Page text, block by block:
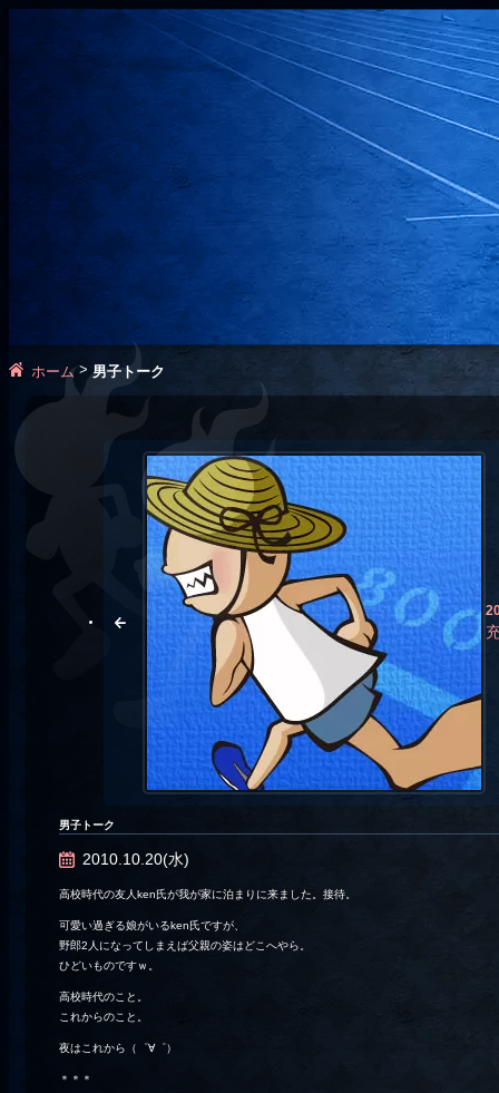
ホーム> 男子トーク
男子トーク
2010.10.20(水)
高校時代の友人ken氏が我が家に泊まりに来ました。接待。
可愛い過ぎる娘がいるken氏ですが、
野郎2人になってしまえば父親の姿はどこへやら。
ひどいものですｗ。
高校時代のこと。
これからのこと。
夜はこれから（゜∀゜）
＊＊＊